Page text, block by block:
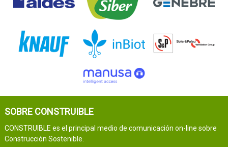
SOBRE CONSTRUIBLE
CONSTRUIBLE es el principal medio de comunicación on-line sobre
Construcción Sostenible.